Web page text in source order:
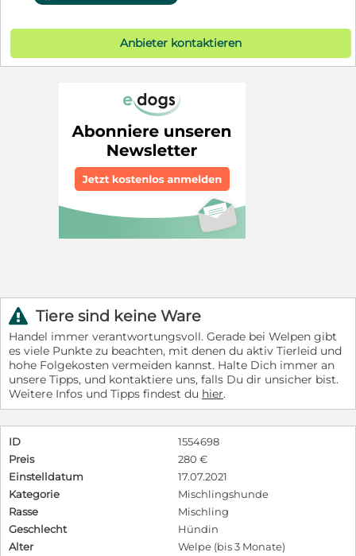
Anbieter kontaktieren
r Tiere sind keine Ware
Handel immer verantwortungsvoll. Gerade bei Welpen gibt
es viele Punkte zu beachten, mit denen du aktiv Tierleid und
hohe Folgekosten vermeiden kannst. Halte Dich immer an
unsere Tipps, und kontaktiere uns, falls Du dir unsicher bist.
Weitere Infos und Tipps findest du hier.
ID
1554698
Preis
280 €
Einstelldatum
17.07.2021
Kategorie
Mischlingshunde
Rasse
Mischling
Geschlecht
Hündin
Alter
Welpe (bis 3 Monate)